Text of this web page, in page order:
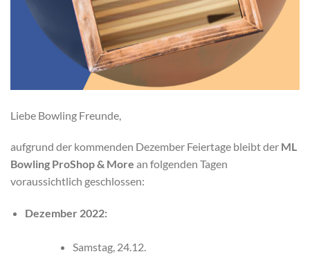
Liebe Bowling Freunde,
aufgrund der kommenden Dezember Feiertage bleibt der ML
Bowling ProShop & More an folgenden Tagen
voraussichtlich geschlossen:
Dezember 2022:
Samstag, 24.12.